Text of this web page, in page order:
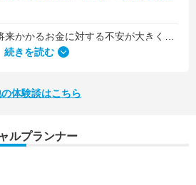
。うちと同じように子どもの将来のお金のことで悩んでいる友人にも教えました。
続きを読む
体験談はこちら
ルプランナー